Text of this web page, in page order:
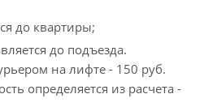
до квартиры;
до подъезда.
на лифте - 150 руб.
определяется из расчета -